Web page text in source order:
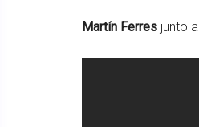
Martín Ferres junto